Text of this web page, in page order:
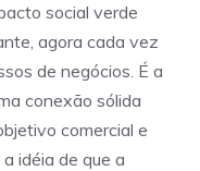
social verde
agora cada vez
de negócios. É a
conexão sólida
comercial e
idéia de que a